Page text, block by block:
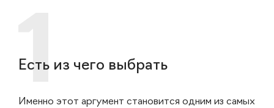
Есть из чего выбрать
Именно этот аргумент становится одним из самых